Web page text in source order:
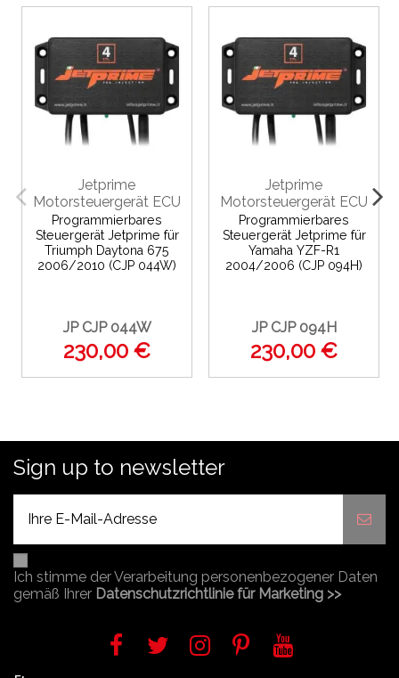
Jetprime
Motorsteuergerät ECU
Programmierbares
Steuergerät Jetprime für
Triumph Daytona 675
2006/2010 (CJP 044W)
JP CJP 044W
230,00 €
Jetprime
Motorsteuergerät ECU
Programmierbares
Steuergerät Jetprime für
Yamaha YZF-R1
2004/2006 (CJP 094H)
JP CJP 094H
230,00 €
Sign up to newsletter
Ich stimme der Verarbeitung personenbezogener Daten
gemäß Ihrer Datenschutzrichtlinie für Marketing >>